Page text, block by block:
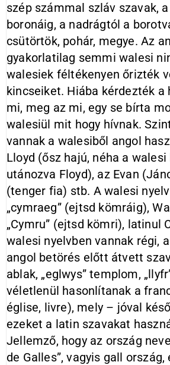
szép számmal szláv szavak,
boronáig, a nadrágtól a
csütörtök, pohár, megye. Az
gyakorlatilag semmi walesi
walesiek féltékenyen őrizték
kincseiket. Hiába kérdezték a
mi, meg az mi, egy se bírta
walesiül mit hogy hívnak.
vannak a walesiből angol
Lloyd (ősz hajú, néha a
utánozva Floyd), az Evan
(tenger fia) stb. A walesi
„cymraeg” (ejtsd kömráig),
„Cymru” (ejtsd kömri), latinul
walesi nyelvben vannak régi,
angol betörés előtt átvett
ablak, „eglwys” templom,
véletlenül hasonlítanak a
église, livre), mely – jóval
ezeket a latin szavakat
Jellemző, hogy az ország
de Galles”, vagyis gall